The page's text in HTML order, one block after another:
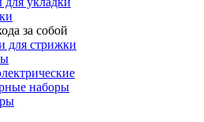
за собой
для стрижки
наборы